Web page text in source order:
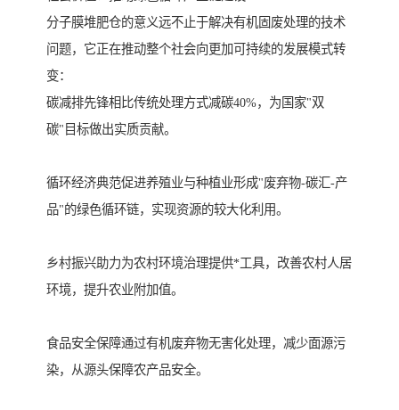
分子膜堆肥仓的意义远不止于解决有机固废处理的技术
问题，它正在推动整个社会向更加可持续的发展模式转
变：
碳减排先锋相比传统处理方式减碳40%，为国家"双
碳"目标做出实质贡献。
循环经济典范促进养殖业与种植业形成"废弃物-碳汇-产
品"的绿色循环链，实现资源的较大化利用。
乡村振兴助力为农村环境治理提供*工具，改善农村人居
环境，提升农业附加值。
食品安全保障通过有机废弃物无害化处理，减少面源污
染，从源头保障农产品安全。